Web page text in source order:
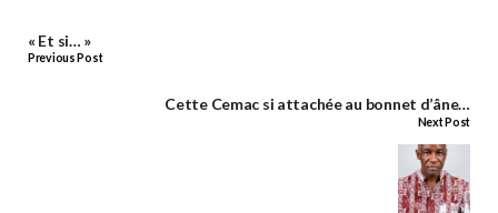
« Et si… »
Previous Post
Cette Cemac si attachée au bonnet d’âne…
Next Post